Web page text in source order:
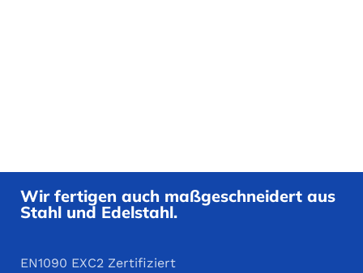
Wir fertigen auch maßgeschneidert aus
Stahl und Edelstahl.
EN1090 EXC2 Zertifiziert